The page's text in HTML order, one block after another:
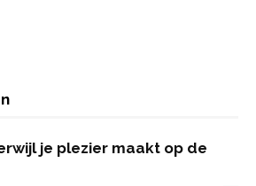
je plezier maakt op de